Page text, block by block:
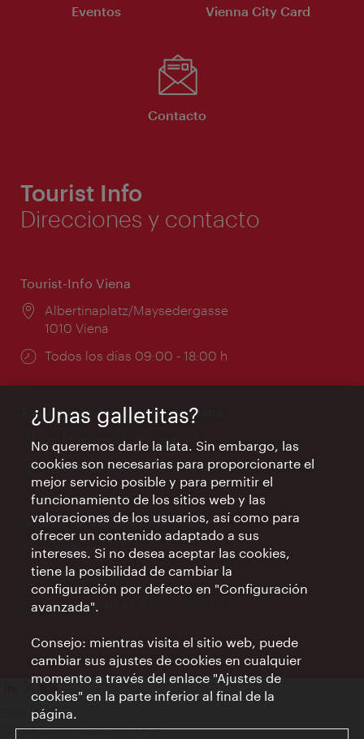
Eventos Vienna City Card
Contacto
Tourist Info
Direcciones y contacto
Tourist-Info Viena
Lugar:
Albertinaplatz/Maysedergasse
1010 Viena
Horarios
Todos los días 09:00 - 18:00 h
Tourist-Info Aeropuerto de Viena
en la terminal de llegadas
Horarios
de
apertura:
Todos los días 09:00 - 18:00 h
Hoteles de Viena & Información
e-
mail:
info@wien.info
Teléfono:
+43-1-24 555
Horarios
apertura:
Lunes - Viernes 9:00 – 17:00 h
Aviso legal
Política de privacidad de datos
¿Unas galletitas?
No queremos darle la lata. Sin embargo, las
cookies son necesarias para proporcionarte el
mejor servicio posible y para permitir el
funcionamiento de los sitios web y las
valoraciones de los usuarios, así como para
ofrecer un contenido adaptado a sus
intereses. Si no desea aceptar las cookies,
tiene la posibilidad de cambiar la
configuración por defecto en "Configuración
avanzada".
Consejo: mientras visita el sitio web, puede
cambiar sus ajustes de cookies en cualquier
momento a través del enlace "Ajustes de
cookies" en la parte inferior al final de la
página.